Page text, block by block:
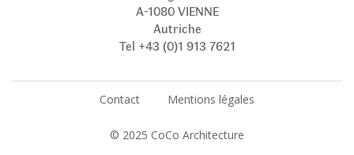
A-1080 VIENNE
Autriche
Tel +43 (0)1 913 7621
Contact Mentions légales
© 2025 CoCo Architecture